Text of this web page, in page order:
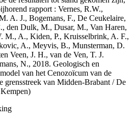
rapport : Vernes, R.W.,
A. J., Bogemans, F., De Ceukelaire,
den Dulk, M., Dusar, M., Van Haren,
M., A., Kiden, P., Kruisselbrink, A. F.,
A., Meyvis, B., Munsterman, D.
Veen, J. H., van de Ven, T. J.
N., 2018. Geologisch en
van het Cenozoïcum van de
grensstreek van Midden-Brabant / De